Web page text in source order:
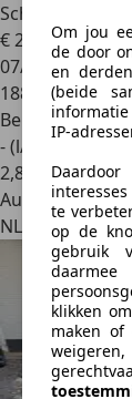
Schuifdak -
€ 26.9901
07/2007
188.400 km
Benzine
- (l/100 km)
2,8
Autobedrijf
NL 7961 ED
Om jou
de door
en
(beide
IP-
te
op de
gebruik
klikken
maken of